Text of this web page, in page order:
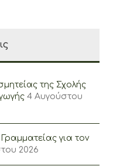
της Σχολής
4 Αυγούστου
για τον
2026